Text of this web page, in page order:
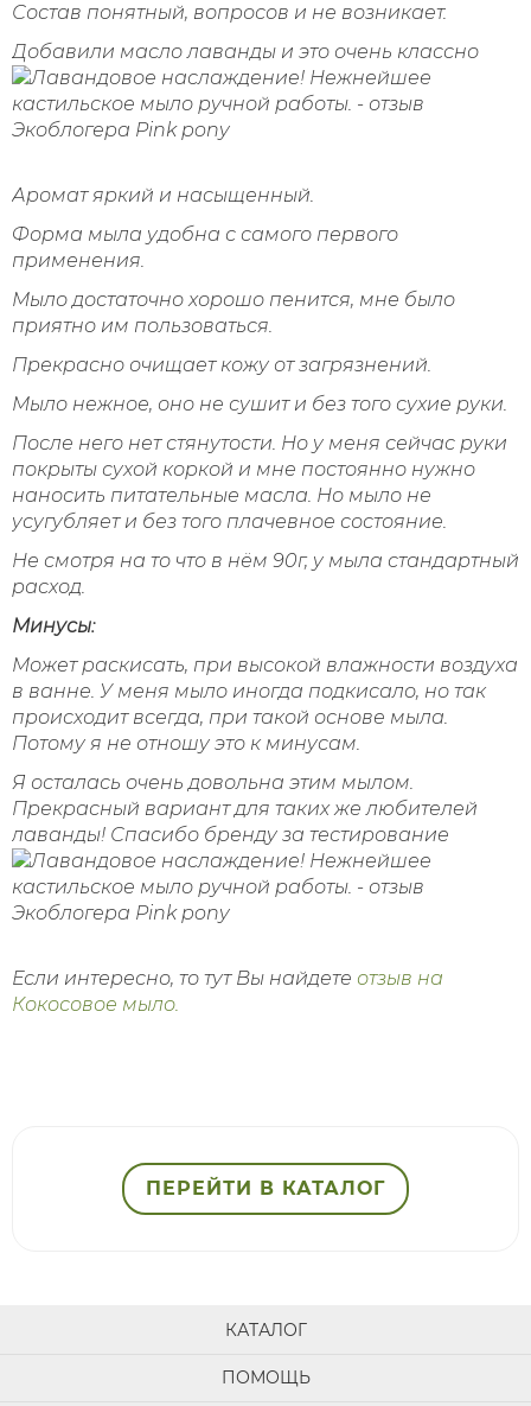
Состав понятный, вопросов и не возникает.
Добавили масло лаванды и это очень классно
Аромат яркий и насыщенный.
Форма мыла удобна с самого первого
применения.
Мыло достаточно хорошо пенится, мне было
приятно им пользоваться.
Прекрасно очищает кожу от загрязнений.
Мыло нежное, оно не сушит и без того сухие руки.
После него нет стянутости. Но у меня сейчас руки
покрыты сухой коркой и мне постоянно нужно
наносить питательные масла. Но мыло не
усугубляет и без того плачевное состояние.
Не смотря на то что в нём 90г, у мыла стандартный
расход.
Минусы:
Может раскисать, при высокой влажности воздуха
в ванне. У меня мыло иногда подкисало, но так
происходит всегда, при такой основе мыла.
Потому я не отношу это к минусам.
Я осталась очень довольна этим мылом.
Прекрасный вариант для таких же любителей
лаванды! Спасибо бренду за тестирование
Если интересно, то тут Вы найдете отзыв на
Кокосовое мыло.
ПЕРЕЙТИ В КАТАЛОГ
КАТАЛОГ
ПОМОЩЬ